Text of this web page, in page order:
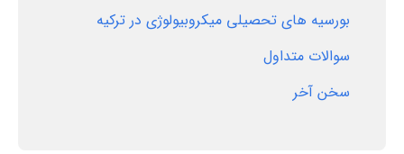
بورسیه های تحصیلی میکروبیولوژی در ترکیه
سوالات متداول
سخن آخر